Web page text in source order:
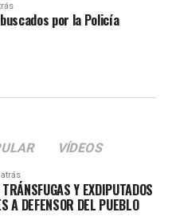
por la Policía
VÍDEOS
Y EXDIPUTADOS
A DEFENSOR DEL PUEBLO